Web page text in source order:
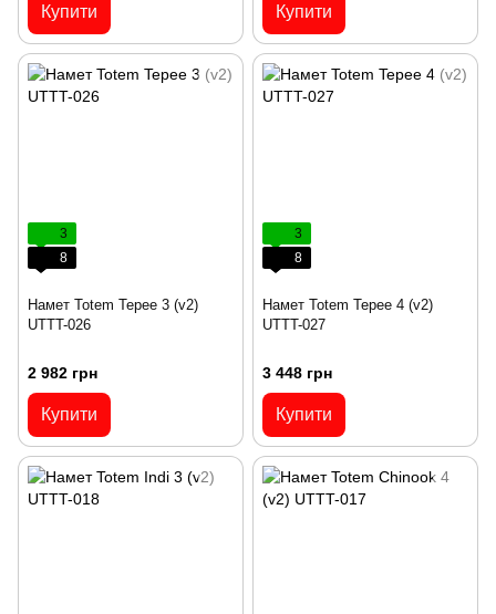
Купити Купити
3
8
Намет Totem Tepee 3 (v2)
UTTT-026
2 982 грн
Купити
3
8
Намет Totem Tepee 4 (v2)
UTTT-027
3 448 грн
Купити